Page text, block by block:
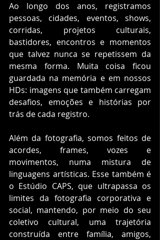
Ao longo dos anos, registramos
pessoas, cidades, eventos, shows,
corridas, projetos culturais,
bastidores, encontros e momentos
que talvez nunca se repetissem da
mesma forma. Muita coisa ficou
guardada na memória e em nossos
HDs: imagens que também carregam
desafios, emoções e histórias por
trás de cada registro.
Além da fotografia, somos feitos de
acordes, frames, vozes e
movimentos, numa mistura de
linguagens artísticas. Esse também é
o Estúdio CAPS, que ultrapassa os
limites da fotografia corporativa e
social, mantendo, por meio do seu
coletivo cultural, uma trajetória
construída entre família, amigos,